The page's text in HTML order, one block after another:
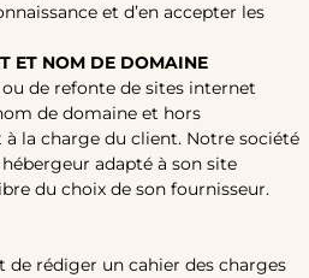
et d’en accepter les
ET NOM DE DOMAINE
de refonte de sites internet
de domaine et hors
la charge du client. Notre société
adapté à son site
du choix de son fournisseur.
rédiger un cahier des charges